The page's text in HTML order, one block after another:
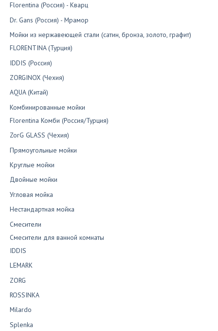
Florentina (Россия) - Кварц
Dr. Gans (Россия) - Мрамор
Мойки из нержавеющей стали (сатин, бронза, золото, графит)
FLORENTINA (Турция)
IDDIS (Россия)
ZORGINOX (Чехия)
AQUA (Китай)
Комбинированные мойки
Florentina Комби (Россия/Турция)
ZorG GLASS (Чехия)
Прямоугольные мойки
Круглые мойки
Двойные мойки
Угловая мойка
Нестандартная мойка
Смесители
Смесители для ванной комнаты
IDDIS
LEMARK
ZORG
ROSSINKA
Milardo
Splenka